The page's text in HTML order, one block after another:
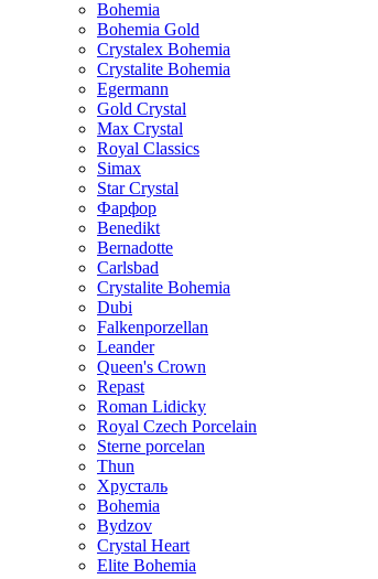
Bohemia
Bohemia Gold
Crystalex Bohemia
Crystalite Bohemia
Egermann
Gold Crystal
Max Crystal
Royal Classics
Simax
Star Crystal
Фарфор
Benedikt
Bernadotte
Carlsbad
Crystalite Bohemia
Dubi
Falkenporzellan
Leander
Queen's Crown
Repast
Roman Lidicky
Royal Czech Porcelain
Sterne porcelan
Thun
Хрусталь
Bohemia
Bydzov
Crystal Heart
Elite Bohemia